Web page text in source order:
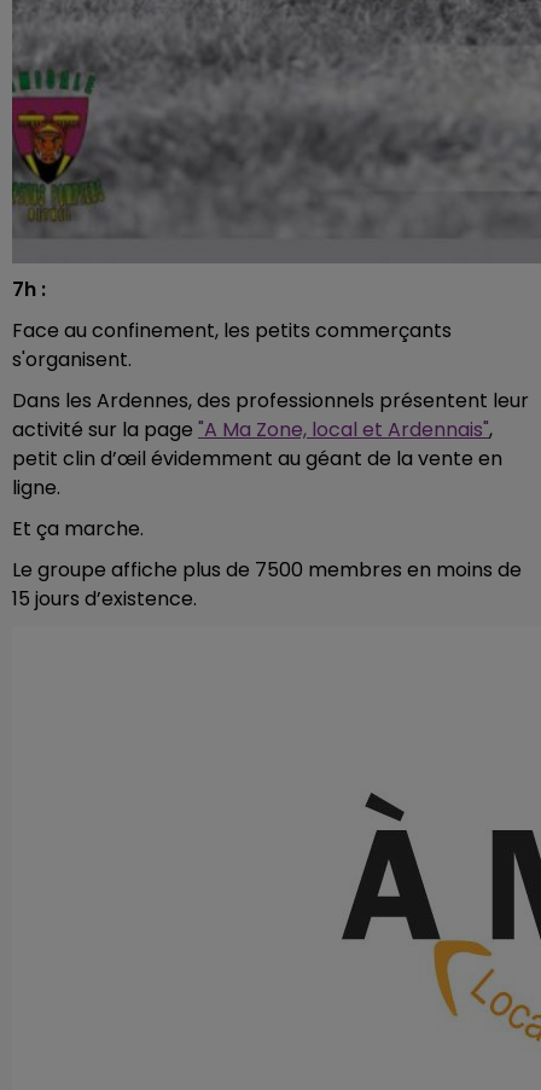
7h :
Face au confinement, les petits commerçants
s'organisent.
Dans les Ardennes, des professionnels présentent leur
activité sur la page "A Ma Zone, local et Ardennais",
petit clin d’œil évidemment au géant de la vente en
ligne.
Et ça marche.
Le groupe affiche plus de 7500 membres en moins de
15 jours d’existence.